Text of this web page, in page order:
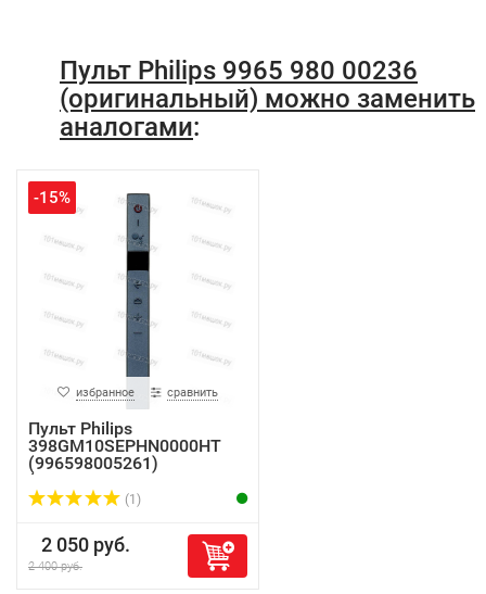
Пульт Philips 9965 980 00236
(оригинальный) можно заменить
аналогами:
-15%
избранное сравнить
Пульт Philips
398GM10SEPHN0000HT
(996598005261)
(оригинал...
(1)
2 050 руб.
2 400 руб.